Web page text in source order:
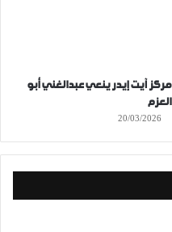
مركز آيت إيدر ينعي عبدالغني أبو
العزم
20/03/2026